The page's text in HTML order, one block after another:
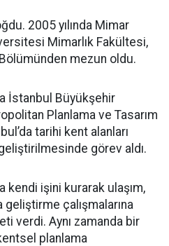
2005 yılında Mimar
Mimarlık Fakültesi,
mezun oldu.
İstanbul Büyükşehir
Planlama ve Tasarım
tarihi kent alanları
görev aldı.
kendi işini kurarak ulaşım,
çalışmalarına
verdi. Aynı zamanda bir
planlama